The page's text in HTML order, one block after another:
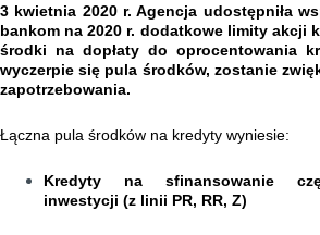
3 kwietnia 2020 r. Agencja udostępniła
bankom na 2020 r. dodatkowe limity akcji
środki na dopłaty do oprocentowania
wyczerpie się pula środków, zostanie
zapotrzebowania.
Łączna pula środków na kredyty wyniesie:
Kredyty na sfinansowanie
inwestycji (z linii PR, RR, Z)